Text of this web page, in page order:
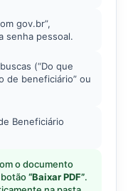
gov.br”,
senha pessoal.
(“Do que
de beneficiário” ou
Beneficiário
o documento
“Baixar PDF”.